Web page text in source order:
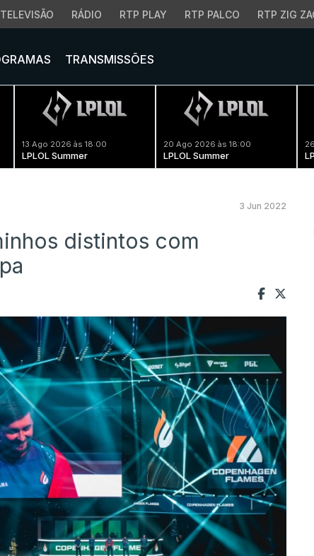
TELEVISÃO RÁDIO RTP PLAY RTP PALCO RTP ZIG
TRANSMISSÕES
13 Ago 2026 às 18:00
LPLOL Summer
20 Ago 2026 às 18:00
LPLOL Summer
3 Jun 2022
distintos com